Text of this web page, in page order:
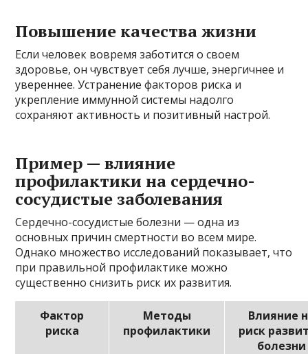
Повышение качества жизни
Если человек вовремя заботится о своем
здоровье, он чувствует себя лучше, энергичнее и
увереннее. Устранение факторов риска и
укрепление иммунной системы надолго
сохраняют активность и позитивный настрой.
Пример — влияние
профилактики на сердечно-
сосудистые заболевания
Сердечно-сосудистые болезни — одна из
основных причин смертности во всем мире.
Однако множество исследований показывает, что
при правильной профилактике можно
существенно снизить риск их развития.
Фактор
риска
Методы
профилактики
Влияние
риск
болезни